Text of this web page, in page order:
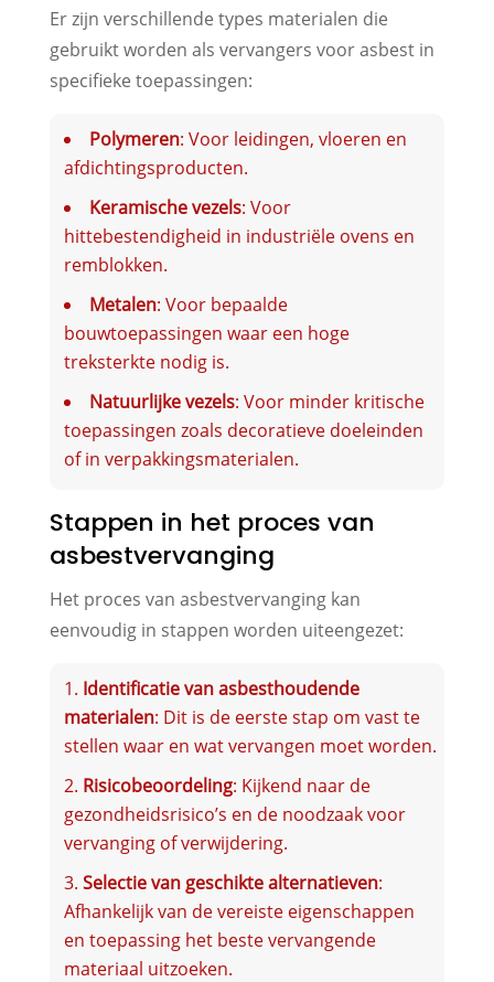
Er zijn verschillende types materialen die
gebruikt worden als vervangers voor asbest in
specifieke toepassingen:
Polymeren: Voor leidingen, vloeren en
afdichtingsproducten.
Keramische vezels: Voor
hittebestendigheid in industriële ovens en
remblokken.
Metalen: Voor bepaalde
bouwtoepassingen waar een hoge
treksterkte nodig is.
Natuurlijke vezels: Voor minder kritische
toepassingen zoals decoratieve doeleinden
of in verpakkingsmaterialen.
Stappen in het proces van
asbestvervanging
Het proces van asbestvervanging kan
eenvoudig in stappen worden uiteengezet:
Identificatie van asbesthoudende
materialen: Dit is de eerste stap om vast te
stellen waar en wat vervangen moet worden.
Risicobeoordeling: Kijkend naar de
gezondheidsrisico’s en de noodzaak voor
vervanging of verwijdering.
Selectie van geschikte alternatieven:
Afhankelijk van de vereiste eigenschappen
en toepassing het beste vervangende
materiaal uitzoeken.